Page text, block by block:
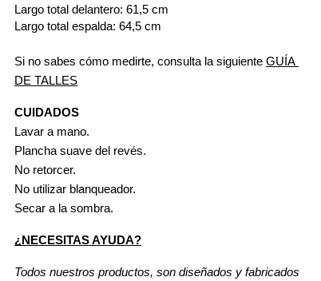
Largo total delantero: 61,5 cm
Largo total espalda: 64,5 cm
Si no sabes cómo medirte, consulta la siguiente GUÍA
DE TALLES
CUIDADOS
Lavar a mano.
Plancha suave del revés.
No retorcer.
No utilizar blanqueador.
Secar a la sombra.
¿NECESITAS AYUDA?
Todos nuestros productos, son diseñados y fabricados